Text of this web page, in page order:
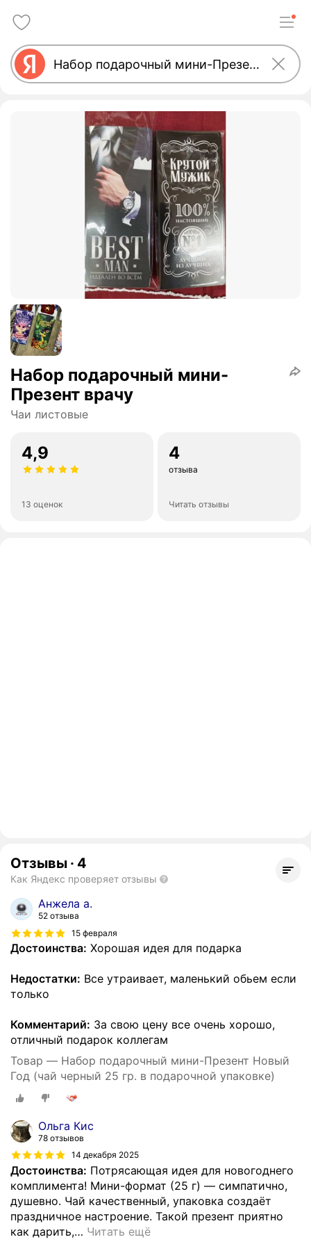
Набор подарочный мини-
Презент врачу
Чаи листовые
4,9
13 оценок
4
отзыва
Читать отзывы
Отзывы · 4
Как Яндекс проверяет отзывы
Анжела а.
52 отзыва
15 февраля
Достоинства: Хорошая идея для подарка
Недостатки: Все утраивает, маленький обьем если
только
Комментарий: За свою цену все очень хорошо,
отличный подарок коллегам
Товар — Набор подарочный мини-Презент Новый
Год (чай черный 25 гр. в подарочной упаковке)
Ольга Кис
78 отзывов
14 декабря 2025
Достоинства: Потрясающая идея для новогоднего
комплимента! Мини-формат (25 г) — симпатично,
душевно. Чай качественный, упаковка создаёт
праздничное настроение. Такой презент приятно
как дарить,… Читать ещё